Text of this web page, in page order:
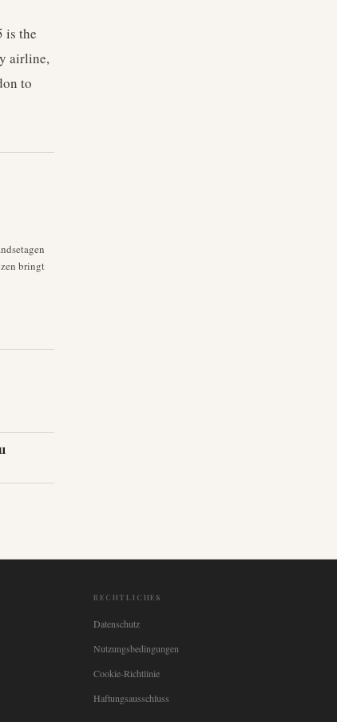
is the
airline,
to
bringt
RECHTLICHES
Datenschutz
Nutzungsbedingungen
Cookie-Richtlinie
Haftungsausschluss